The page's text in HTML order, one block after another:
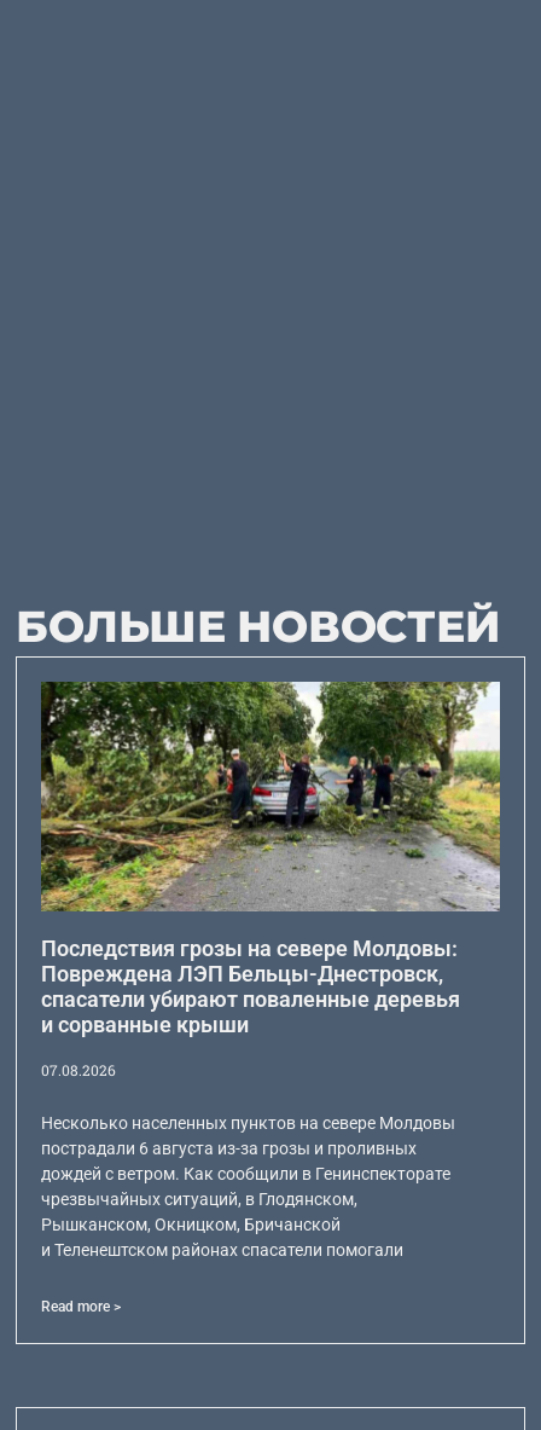
БОЛЬШЕ НОВОСТЕЙ
Последствия грозы на севере Молдовы:
Повреждена ЛЭП Бельцы-Днестровск,
спасатели убирают поваленные деревья
и сорванные крыши
07.08.2026
Несколько населенных пунктов на севере Молдовы
пострадали 6 августа из-за грозы и проливных
дождей с ветром. Как сообщили в Генинспекторате
чрезвычайных ситуаций, в Глодянском,
Рышканском, Окницком, Бричанской
и Теленештском районах спасатели помогали
Read more >